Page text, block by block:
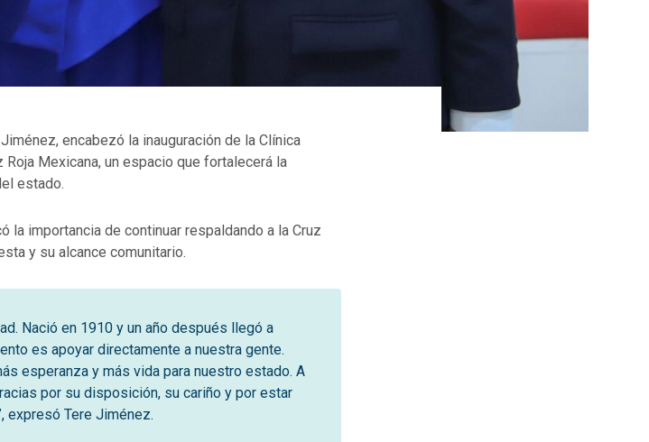
encabezó la inauguración de la Clínica
Roja Mexicana, un espacio que fortalecerá la
estado.
la importancia de continuar respaldando a la Cruz
y su alcance comunitario.
Nació en 1910 y un año después llegó a
es apoyar directamente a nuestra gente.
esperanza y más vida para nuestro estado. A
por su disposición, su cariño y por estar
expresó Tere Jiménez.